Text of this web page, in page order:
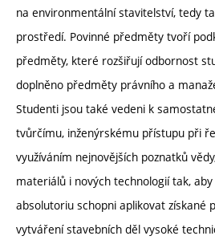
na environmentální stavitelství, tedy
prostředí. Povinné předměty tvoří
předměty, které rozšiřují odbornost
doplněno předměty právního a
Studenti jsou také vedeni k
tvůrčímu, inženýrskému přístupu při
využíváním nejnovějších poznatků
materiálů i nových technologií tak,
absolutoriu schopni aplikovat získané
vytváření stavebních děl vysoké